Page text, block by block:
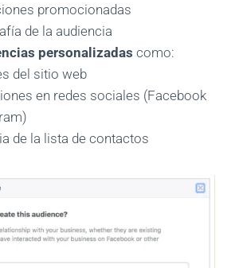
promocionadas
de la audiencia
personalizadas como:
del sitio web
en redes sociales (Facebook
de la lista de contactos